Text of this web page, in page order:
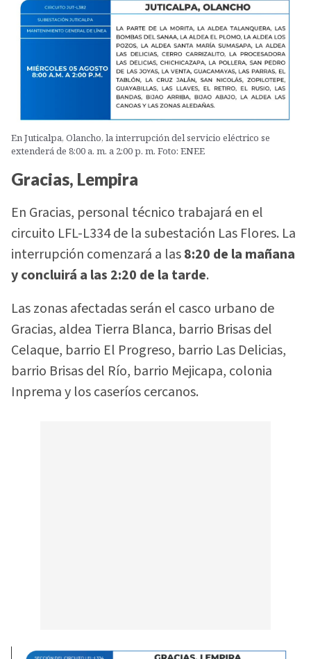
En Juticalpa, Olancho, la interrupción del servicio eléctrico se
extenderá de 8:00 a. m. a 2:00 p. m. Foto: ENEE
Gracias, Lempira
En Gracias, personal técnico trabajará en el
circuito LFL-L334 de la subestación Las Flores. La
interrupción comenzará a las8:20 de la mañana
y concluirá a las 2:20 de la tarde.
Las zonas afectadas serán el casco urbano de
Gracias, aldea Tierra Blanca, barrio Brisas del
Celaque, barrio El Progreso, barrio Las Delicias,
barrio Brisas del Río, barrio Mejicapa, colonia
Inprema y los caseríos cercanos.